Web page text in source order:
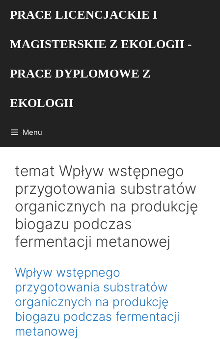
PRACE LICENCJACKIE I
MAGISTERSKIE Z EKOLOGII -
PRACE DYPLOMOWE Z
EKOLOGII
Menu
temat Wpływ wstępnego
przygotowania substratów
organicznych na produkcję
biogazu podczas
fermentacji metanowej
Wpływ wstępnego
przygotowania substratów
organicznych na produkcję
biogazu podczas fermentacji
metanowej